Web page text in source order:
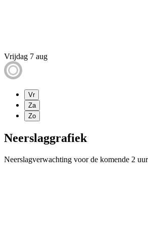
Vrijdag 7 aug
Vr
Za
Zo
Neerslaggrafiek
Neerslagverwachting voor de komende 2